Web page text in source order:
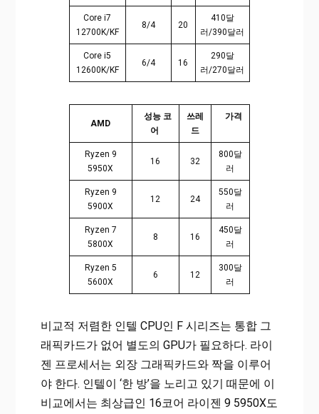
Core i7
12700K/KF
8/4 20
410달
러/390달러
Core i5
12600K/KF
6/4 16
290달
러/270달러
AMD
성능 코
어
쓰레
드
가격
Ryzen 9
5950X
16 32
800달
러
Ryzen 9
5900X
12 24
550달
러
Ryzen 7
5800X
8 16
450달
러
Ryzen 5
5600X
6 12
300달
러
비교적 저렴한 인텔 CPU인 F 시리즈는 통합 그
래픽카드가 없어 별도의 GPU가 필요하다. 라이
젠 프로세서는 외장 그래픽카드와 짝을 이루어
야 한다. 인텔이 ‘한 방’을 노리고 있기 때문에 이
비교에서는 최상급인 16코어 라이젠 9 5950X도